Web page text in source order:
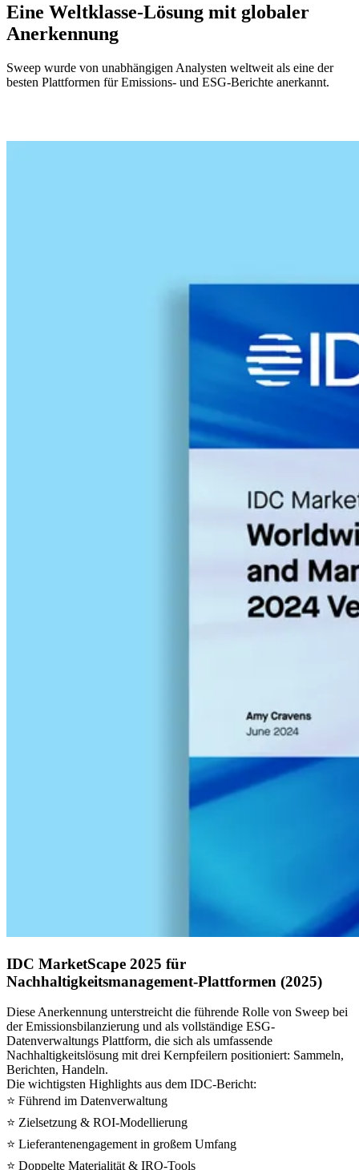
Eine Weltklasse-Lösung mit globaler
Anerkennung
Sweep wurde von unabhängigen Analysten weltweit als eine der
besten Plattformen für Emissions- und ESG-Berichte anerkannt.
IDC MarketScape 2025 für
Nachhaltigkeitsmanagement-Plattformen (2025)
Diese Anerkennung unterstreicht die führende Rolle von Sweep bei
der Emissionsbilanzierung und als vollständige ESG-
Datenverwaltungs Plattform, die sich als umfassende
Nachhaltigkeitslösung mit drei Kernpfeilern positioniert: Sammeln,
Berichten, Handeln.
Die wichtigsten Highlights aus dem IDC-Bericht:
⭐ Führend im Datenverwaltung
⭐ Zielsetzung & ROI-Modellierung
⭐ Lieferantenengagement in großem Umfang
⭐ Doppelte Materialität & IRO-Tools